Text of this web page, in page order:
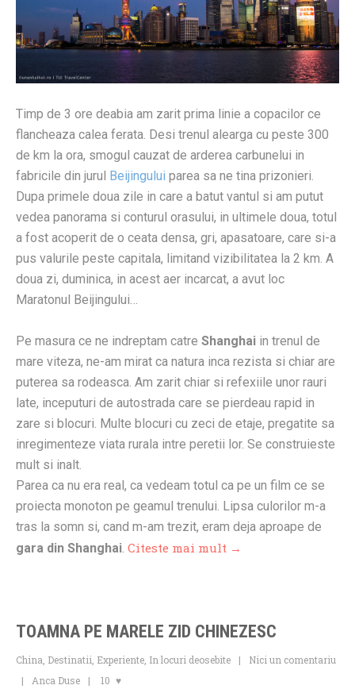
Timp de 3 ore deabia am zarit prima linie a copacilor ce
flancheaza calea ferata. Desi trenul alearga cu peste 300
de km la ora, smogul cauzat de arderea carbunelui in
fabricile din jurul Beijingului parea sa ne tina prizonieri.
Dupa primele doua zile in care a batut vantul si am putut
vedea panorama si conturul orasului, in ultimele doua, totul
a fost acoperit de o ceata densa, gri, apasatoare, care si-a
pus valurile peste capitala, limitand vizibilitatea la 2 km. A
doua zi, duminica, in acest aer incarcat, a avut loc
Maratonul Beijingului…
Pe masura ce ne indreptam catre Shanghai in trenul de
mare viteza, ne-am mirat ca natura inca rezista si chiar are
puterea sa rodeasca. Am zarit chiar si refexiile unor rauri
late, inceputuri de autostrada care se pierdeau rapid in
zare si blocuri. Multe blocuri cu zeci de etaje, pregatite sa
inregimenteze viata rurala intre peretii lor. Se construieste
mult si inalt.
Parea ca nu era real, ca vedeam totul ca pe un film ce se
proiecta monoton pe geamul trenului. Lipsa culorilor m-a
tras la somn si, cand m-am trezit, eram deja aproape de
gara din Shanghai. Citeste mai mult →
TOAMNA PE MARELE ZID CHINEZESC
China Destinatii Experiente In locuri deosebite
Nici un comentariu
Anca Duse
10